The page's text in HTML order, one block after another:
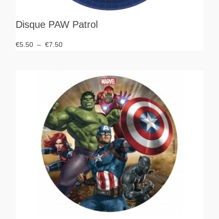
Disque PAW Patrol
€5.50 – €7.50